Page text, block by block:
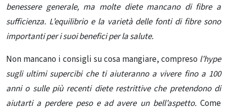
benessere generale, ma molte diete mancano di fibre a
sufficienza. L’equilibrio e la varietà delle fonti di fibre sono
importanti per i suoi benefici per la salute.
Non mancano i consigli su cosa mangiare, compreso l’hype
sugli ultimi supercibi che ti aiuteranno a vivere fino a 100
anni o sulle più recenti diete restrittiveche pretendono di
aiutarti a perdere peso e ad avere un bell’aspetto.Come